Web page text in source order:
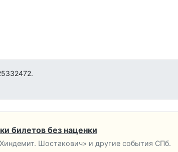
билетов без наценки
Шостакович» и другие события СПб.